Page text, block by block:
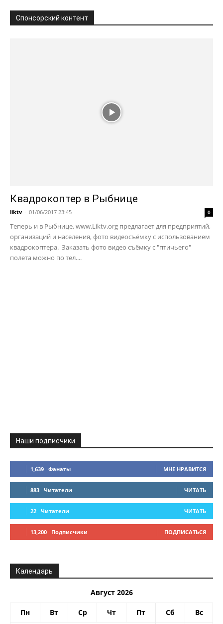
Спонсорский контент
Квадрокоптер в Рыбнице
liktv - 01/06/2017 23:45 0
Теперь и в Рыбнице. www.Liktv.org предлагает для предприятий,
организаций и населения, фото видеосъёмку с использованием
квадрокоптера. Заказать фото видео съёмку с "птичьего"
полета можно по тел....
Наши подписчики
1,639 Фанаты МНЕ НРАВИТСЯ
883 Читатели ЧИТАТЬ
22 Читатели ЧИТАТЬ
13,200 Подписчики ПОДПИСАТЬСЯ
Календарь
Август 2026
Пн Вт Ср Чт Пт Сб Вс